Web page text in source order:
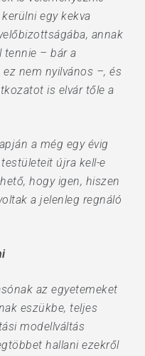
egy kekva
annak
tennie – bár a
nem nyilvános –, és
is elvár tőle a
a még egy évig
újra kell-e
hogy igen, hiszen
a jelenleg regnáló
az egyetemeket
eszükbe, teljes
modellváltás
hallani ezekről